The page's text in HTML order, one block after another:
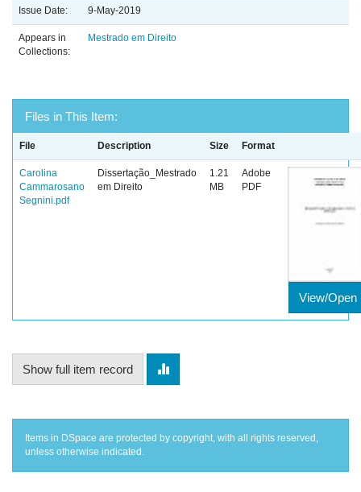
Issue Date: 9-May-2019
Appears in
Collections:
Mestrado em Direito
Files in This Item:
File Description Size Format
Carolina
Cammarosano
Segnini.pdf
Dissertação_Mestrado
em Direito
1.21
MB
Adobe
PDF
View/Open
Show full item record
Items in DSpace are protected by copyright, with all rights reserved,
unless otherwise indicated.